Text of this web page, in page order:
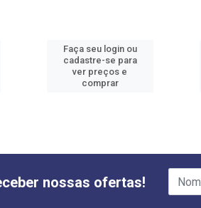
Faça seu login ou
cadastre-se para
ver preços e
comprar
nossas ofertas!